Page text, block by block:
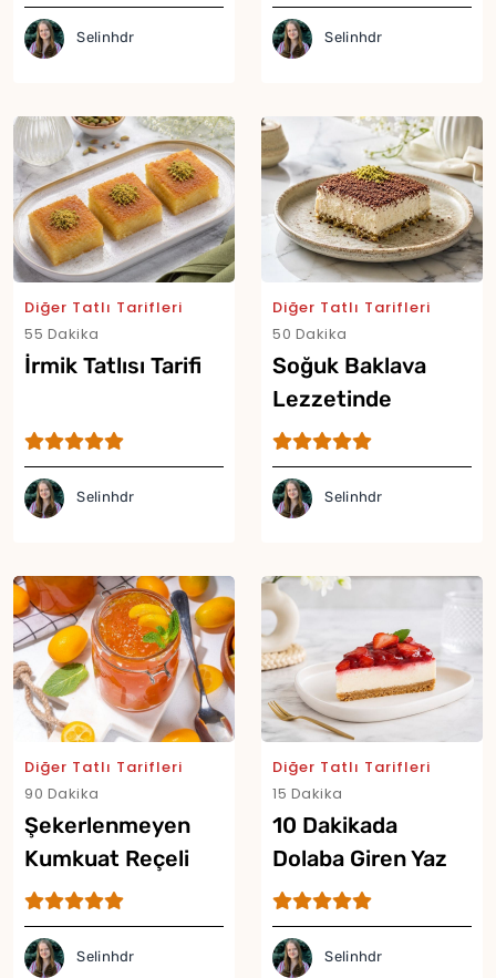
Selinhdr Selinhdr
Diğer Tatlı Tarifleri
55 Dakika
İrmik Tatlısı Tarifi
Selinhdr
Diğer Tatlı Tarifleri
50 Dakika
Soğuk Baklava
Lezzetinde
Borcam Tatlısı
Tarifi
Selinhdr
Diğer Tatlı Tarifleri
90 Dakika
Şekerlenmeyen
Kumkuat Reçeli
Tarifi
Selinhdr
Diğer Tatlı Tarifleri
15 Dakika
10 Dakikada
Dolaba Giren Yaz
Tatlısı Tarifi
Selinhdr